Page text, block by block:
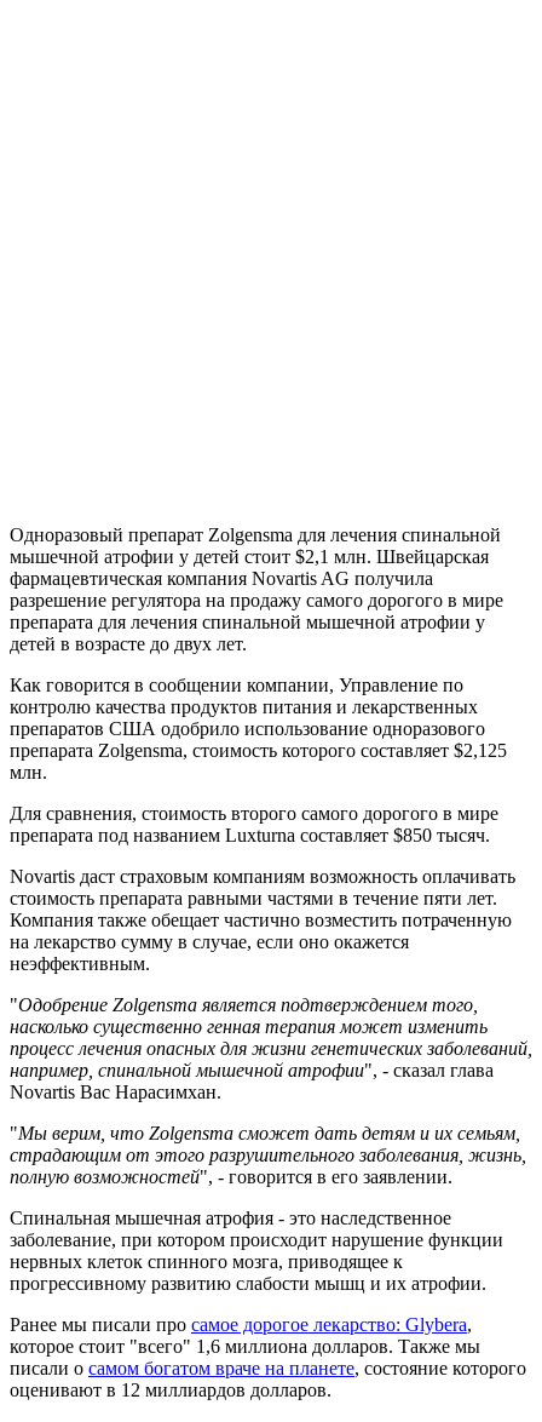
Одноразовый препарат Zolgensma для лечения спинальной
мышечной атрофии у детей стоит $2,1 млн. Швейцарская
фармацевтическая компания Novartis AG получила
разрешение регулятора на продажу самого дорогого в мире
препарата для лечения спинальной мышечной атрофии у
детей в возрасте до двух лет.
Как говорится в сообщении компании, Управление по
контролю качества продуктов питания и лекарственных
препаратов США одобрило использование одноразового
препарата Zolgensma, стоимость которого составляет $2,125
млн.
Для сравнения, стоимость второго самого дорогого в мире
препарата под названием Luxturna составляет $850 тысяч.
Novartis даст страховым компаниям возможность оплачивать
стоимость препарата равными частями в течение пяти лет.
Компания также обещает частично возместить потраченную
на лекарство сумму в случае, если оно окажется
неэффективным.
"Одобрение Zolgensma является подтверждением того,
насколько существенно генная терапия может изменить
процесс лечения опасных для жизни генетических заболеваний,
например, спинальной мышечной атрофии", - сказал глава
Novartis Вас Нарасимхан.
"Мы верим, что Zolgensma сможет дать детям и их семьям,
страдающим от этого разрушительного заболевания, жизнь,
полную возможностей", - говорится в его заявлении.
Спинальная мышечная атрофия - это наследственное
заболевание, при котором происходит нарушение функции
нервных клеток спинного мозга, приводящее к
прогрессивному развитию слабости мышц и их атрофии.
Ранее мы писали про самое дорогое лекарство: Glybera,
которое стоит "всего" 1,6 миллиона долларов. Также мы
писали о самом богатом враче на планете, состояние которого
оценивают в 12 миллиардов долларов.